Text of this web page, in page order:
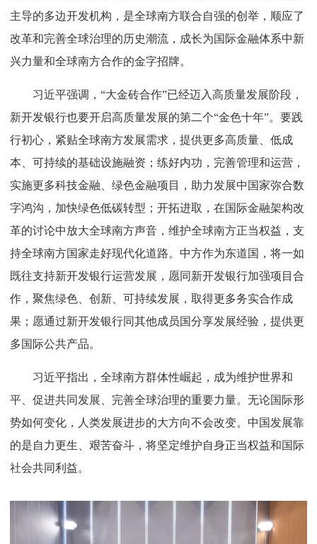
主导的多边开发机构，是全球南方联合自强的创举，顺应了
改革和完善全球治理的历史潮流，成长为国际金融体系中新
兴力量和全球南方合作的金字招牌。
习近平强调，“大金砖合作”已经迈入高质量发展阶段，
新开发银行也要开启高质量发展的第二个“金色十年”。要践
行初心，紧贴全球南方发展需求，提供更多高质量、低成
本、可持续的基础设施融资；练好内功，完善管理和运营，
实施更多科技金融、绿色金融项目，助力发展中国家弥合数
字鸿沟，加快绿色低碳转型；开拓进取，在国际金融架构改
革的讨论中放大全球南方声音，维护全球南方正当权益，支
持全球南方国家走好现代化道路。中方作为东道国，将一如
既往支持新开发银行运营发展，愿同新开发银行加强项目合
作，聚焦绿色、创新、可持续发展，取得更多务实合作成
果；愿通过新开发银行同其他成员国分享发展经验，提供更
多国际公共产品。
习近平指出，全球南方群体性崛起，成为维护世界和
平、促进共同发展、完善全球治理的重要力量。无论国际形
势如何变化，人类发展进步的大方向不会改变。中国发展靠
的是自力更生、艰苦奋斗，将坚定维护自身正当权益和国际
社会共同利益。